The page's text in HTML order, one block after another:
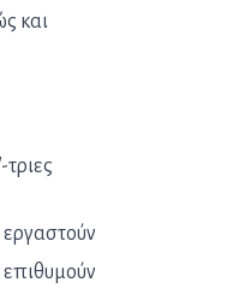
και
εργαστούν
επιθυμούν